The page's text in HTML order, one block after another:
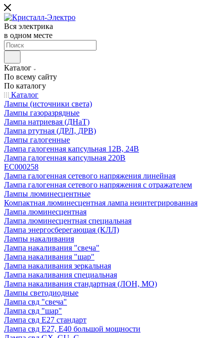
Вся электрика
в одном месте
Каталог
По всему сайту
По каталогу
Каталог
Лампы (источники света)
Лампы газоразрядные
Лампа натриевая (ДНаТ)
Лампа ртутная (ДРЛ, ДРВ)
Лампы галогенные
Лампа галогенная капсульная 12В, 24В
Лампа галогенная капсульная 220В
EC000258
Лампа галогенная сетевого напряжения линейная
Лампа галогенная сетевого напряжения с отражателем
Лампы люминесцентные
Компактная люминесцентная лампа неинтегрированная
Лампа люминесцентная
Лампа люминесцентная специальная
Лампа энергосберегающая (КЛЛ)
Лампы накаливания
Лампа накаливания "свеча"
Лампа накаливания "шар"
Лампа накаливания зеркальная
Лампа накаливания специальная
Лампа накаливания стандартная (ЛОН, МО)
Лампы светодиодные
Лампа свд "свеча"
Лампа свд "шар"
Лампа свд E27 стандарт
Лампа свд E27, Е40 большой мощности